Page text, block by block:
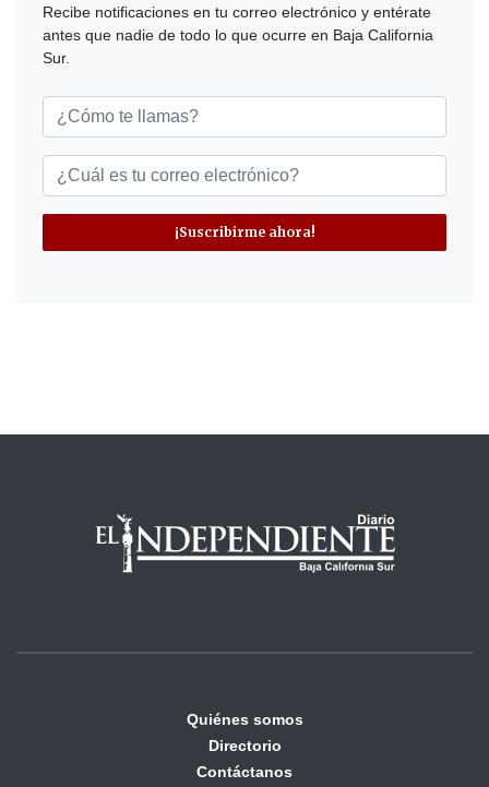
Recibe notificaciones en tu correo electrónico y entérate
antes que nadie de todo lo que ocurre en Baja California
Sur.
¡Suscribirme ahora!
Quiénes somos
Directorio
Contáctanos